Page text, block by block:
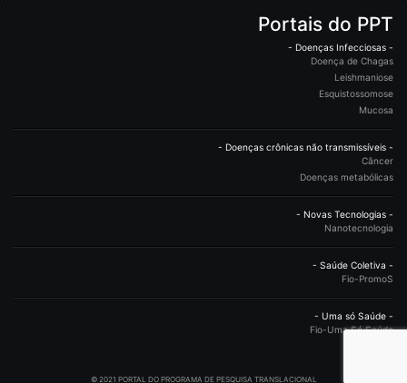
Portais do PPT
- Doenças Infecciosas -
Doença de Chagas
Leishmaniose
Esquistossomose
Mucosa
- Doenças crônicas não transmissíveis -
Câncer
Doenças metabólicas
- Novas Tecnologias -
Nanotecnologia
- Saúde Coletiva -
Fio-PromoS
- Uma só Saúde -
Fio-Uma Só Saúde
© 2021 PORTAL DO PROGRAMA DE PESQUISA TRANSLACIONAL